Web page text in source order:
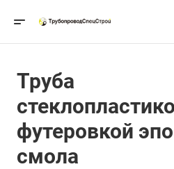
Труба
футеровкой
смола